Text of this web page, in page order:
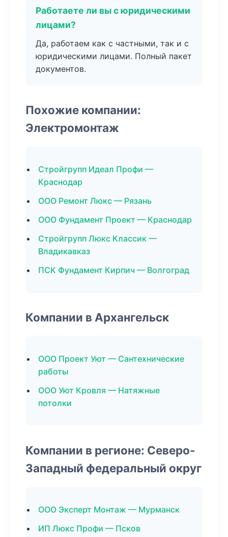
Работаете ли вы с юридическими
лицами?
Да, работаем как с частными, так и с
юридическими лицами. Полный пакет
документов.
Похожие компании:
Электромонтаж
Стройгрупп Идеал Профи —
Краснодар
ООО Ремонт Люкс — Рязань
ООО Фундамент Проект — Краснодар
Стройгрупп Люкс Классик —
Владикавказ
ПСК Фундамент Кирпич — Волгоград
Компании в Архангельск
ООО Проект Уют — Сантехнические
работы
ООО Уют Кровля — Натяжные
потолки
Компании в регионе: Северо-
Западный федеральный округ
ООО Эксперт Монтаж — Мурманск
ИП Люкс Профи — Псков